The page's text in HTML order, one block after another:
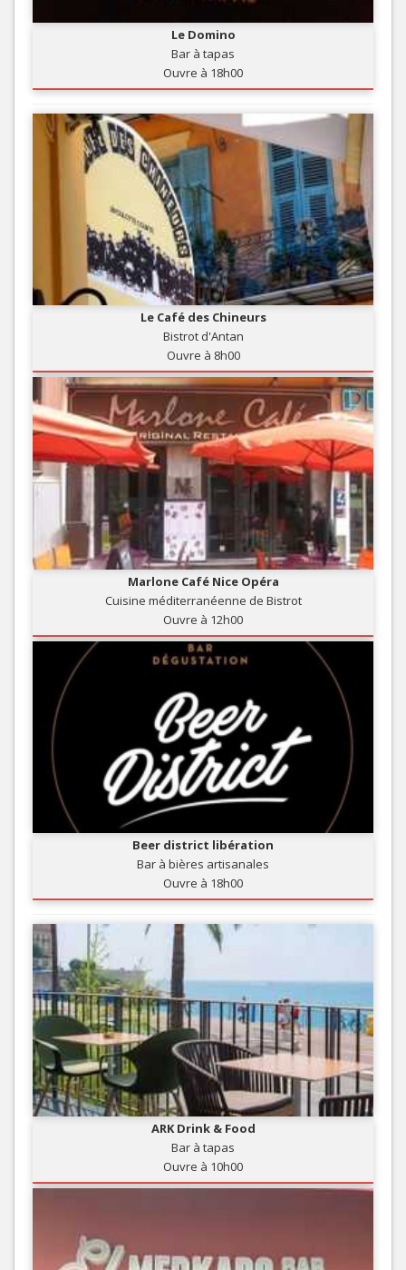
Le Domino
Bar à tapas
Ouvre à 18h00
Le Café des Chineurs
Bistrot d'Antan
Ouvre à 8h00
Marlone Café Nice Opéra
Cuisine méditerranéenne de Bistrot
Ouvre à 12h00
Beer district libération
Bar à bières artisanales
Ouvre à 18h00
ARK Drink & Food
Bar à tapas
Ouvre à 10h00